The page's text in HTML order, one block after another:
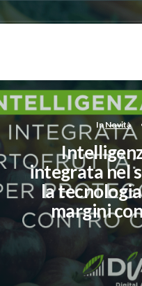
InNovità
integrata nel
la
margini